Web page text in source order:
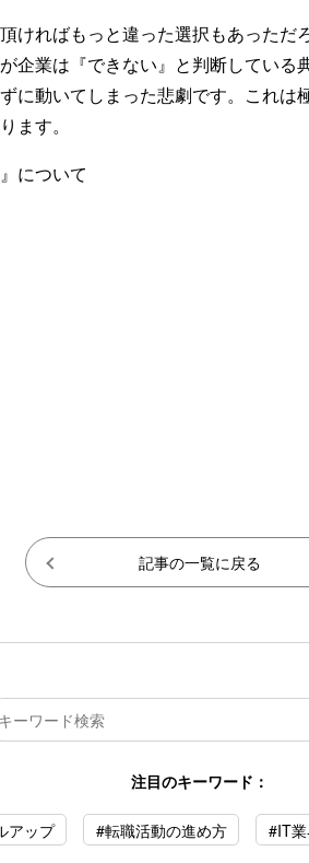
ければもっと違った選択もあっただ
企業は『できない』と判断してい
に動いてしまった悲劇です。これ
ます。
について
記事の一覧に戻る
注目のキーワード：
アップ #転職活動の進め方 #IT